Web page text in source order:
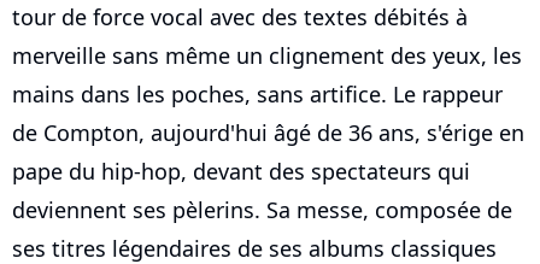
tour de force vocal avec des textes débités à
merveille sans même un clignement des yeux, les
mains dans les poches, sans artifice. Le rappeur
de Compton, aujourd'hui âgé de 36 ans, s'érige en
pape du hip-hop, devant des spectateurs qui
deviennent ses pèlerins. Sa messe, composée de
ses titres légendaires de ses albums classiques